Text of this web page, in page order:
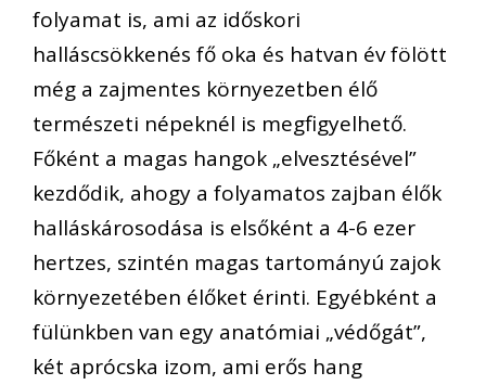
folyamat is, ami az időskori
halláscsökkenés fő oka és hatvan év fölött
még a zajmentes környezetben élő
természeti népeknél is megfigyelhető.
Főként a magas hangok „elvesztésével”
kezdődik, ahogy a folyamatos zajban élők
halláskárosodása is elsőként a 4-6 ezer
hertzes, szintén magas tartományú zajok
környezetében élőket érinti. Egyébként a
fülünkben van egy anatómiai „védőgát”,
két aprócska izom, ami erős hang